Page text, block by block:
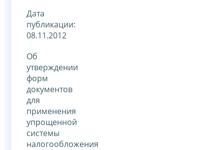
Дата
публикации:
08.11.2012
Об
утверждении
форм
документов
для
применения
упрощенной
системы
налогообложения